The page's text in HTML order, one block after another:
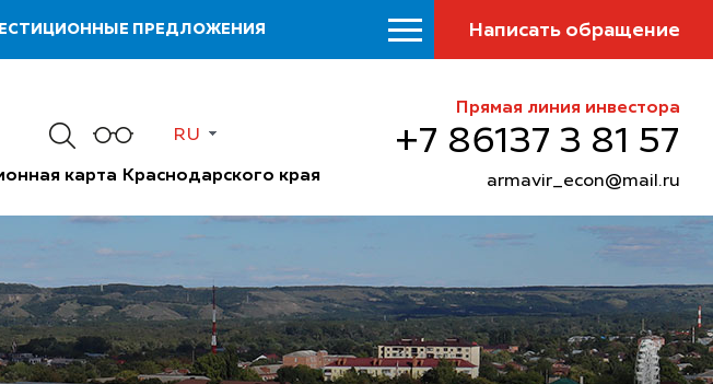
ПРЕДЛОЖЕНИЯ Написать обращение
RU
карта Краснодарского края
Прямая линия инвестора
+7 86137 3 81 57
armavir_econ@mail.ru